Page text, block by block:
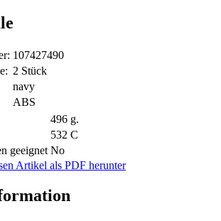
107427490
2 Stück
navy
ABS
496 g.
532 C
geeignet No
Artikel als PDF herunter